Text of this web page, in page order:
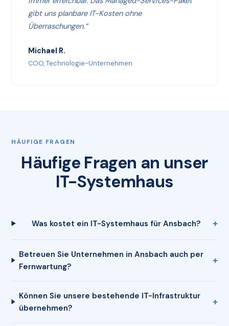
gibt uns planbare IT-Kosten ohne
Überraschungen.“
Michael R.
COO, Technologie-Unternehmen
HÄUFIGE FRAGEN
Häufige Fragen an unser
IT-Systemhaus
Was kostet ein IT-Systemhaus für Ansbach?
Betreuen Sie Unternehmen in Ansbach auch per
Fernwartung?
Können Sie unsere bestehende IT-Infrastruktur
übernehmen?